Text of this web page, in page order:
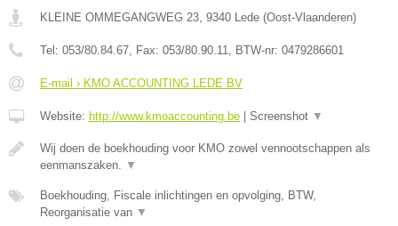
KLEINE OMMEGANGWEG 23, 9340 Lede (Oost-Vlaanderen)
Tel: 053/80.84.67, Fax: 053/80.90.11, BTW-nr: 0479286601
E-mail › KMO ACCOUNTING LEDE BV
Website: http://www.kmoaccounting.be Screenshot ▼
Wij doen de boekhouding voor KMO zowel vennootschappen als
eenmanszaken. ▼
Boekhouding, Fiscale inlichtingen en opvolging, BTW,
Reorganisatie van ▼